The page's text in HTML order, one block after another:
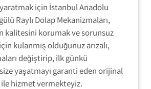
için İstanbul Anadolu
Raylı Dolap Mekanizmaları,
kalitesini korumak ve sorunsuz
kulanmış olduğunuz arızalı,
değiştirip, ilk günkü
yaşatmayı garanti eden orijinal
hizmet vermekteyiz.